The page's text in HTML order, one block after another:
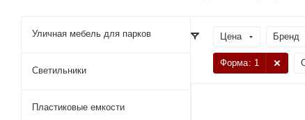
Цена Бренд
Форма: 1
Уличная мебель для парков
Светильники
Пластиковые емкости